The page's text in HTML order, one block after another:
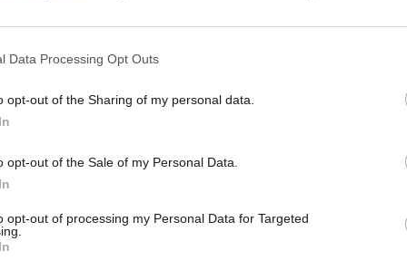
Data Processing Opt Outs
opt-out of the Sharing of my personal data.
opt-out of the Sale of my Personal Data.
opt-out of processing my Personal Data for Targeted
iki įsigyto
teko brautis
Kaunietė Agnė jau
→